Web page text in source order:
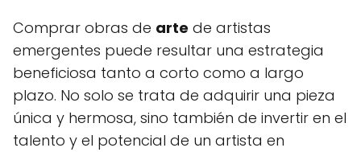
Comprar obras de arte de artistas
emergentes puede resultar una estrategia
beneficiosa tanto a corto como a largo
plazo. No solo se trata de adquirir una pieza
única y hermosa, sino también de invertir en el
talento y el potencial de un artista en